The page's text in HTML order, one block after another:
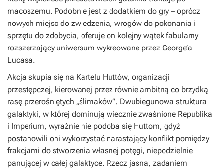
macoszemu. Podobnie jest z dodatkiem do gry – oprócz
nowych miejsc do zwiedzenia, wrogów do pokonania i
sprzętu do zdobycia, oferuje on kolejny wątek fabularny
rozszerzający uniwersum wykreowane przez George’a
Lucasa.
Akcja skupia się na Kartelu Huttów, organizacji
przestępczej, kierowanej przez równie ambitną co brzydką
rasę przerośniętych „ślimaków”. Dwubiegunowa struktura
galaktyki, w której dominują wiecznie zwaśnione Republika
i Imperium, wyraźnie nie podoba się Huttom, gdyż
postanowili oni wykorzystać narastający konflikt pomiędzy
frakcjami do stworzenia własnej potęgi, niepodzielnie
panującej w całej galaktyce. Rzecz jasna, zadaniem